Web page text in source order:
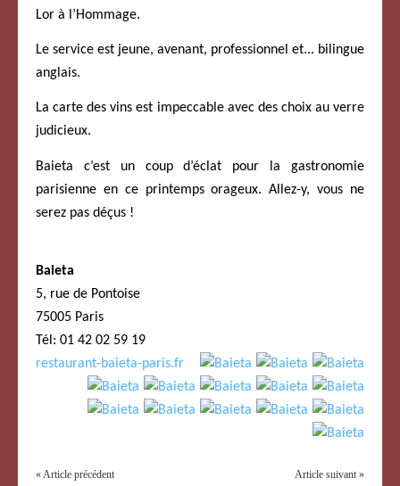
Lor à l’Hommage.
Le service est jeune, avenant, professionnel et... bilingue
anglais.
La carte des vins est impeccable avec des choix au verre
judicieux.
Baieta c’est un coup d’éclat pour la gastronomie
parisienne en ce printemps orageux. Allez-y, vous ne
serez pas déçus !
Baieta
5, rue de Pontoise
75005 Paris
Tél: 01 42 02 59 19
restaurant-baieta-paris.fr
« Article précédent Article suivant »